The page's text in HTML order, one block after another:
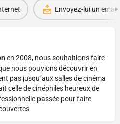
Envoyez-lui un email
en 2008, nous souhaitions faire
nous pouvions découvrir en
pas jusqu’aux salles de cinéma
celle de cinéphiles heureux de
passée pour faire